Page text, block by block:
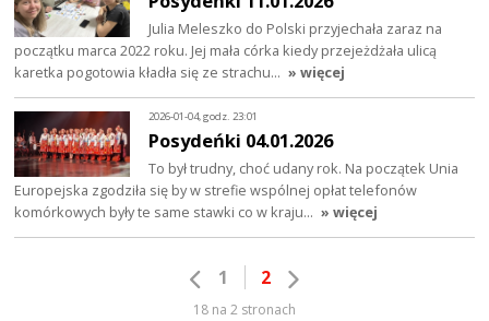
Julia Meleszko do Polski przyjechała zaraz na
początku marca 2022 roku. Jej mała córka kiedy przejeżdżała ulicą
karetka pogotowia kładła się ze strachu… » więcej
2026-01-04, godz. 23:01
Posydeńki 04.01.2026
To był trudny, choć udany rok. Na początek Unia
Europejska zgodziła się by w strefie wspólnej opłat telefonów
komórkowych były te same stawki co w kraju… » więcej
1 2
18 na 2 stronach